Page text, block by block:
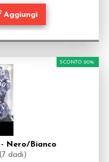
Nero/Bianco
dadi)
SCONTO 20%